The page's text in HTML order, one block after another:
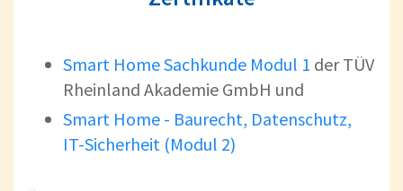
Smart Home Sachkunde Modul 1 der TÜV
Rheinland Akademie GmbH und
Smart Home - Baurecht, Datenschutz,
IT-Sicherheit (Modul 2)